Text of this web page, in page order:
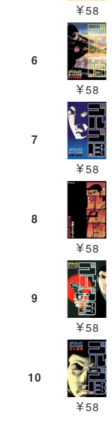
￥58
6
￥58
7
￥58
8
￥58
9
￥58
10
￥58